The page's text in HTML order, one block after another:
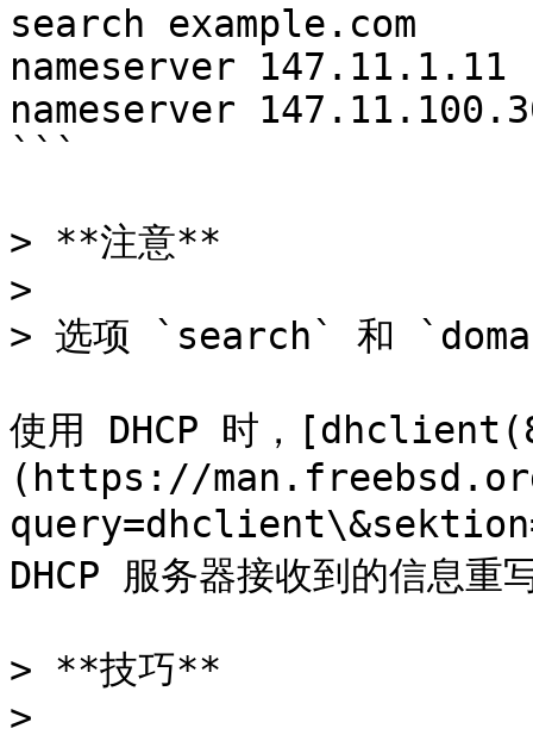
search example.com
nameserver 147.11.1.11
nameserver
```
> **注意**
>
> 选项 `search` 和
使用 DHCP 时，
(https://
DHCP 服务器接收到的信
> **技巧**
>